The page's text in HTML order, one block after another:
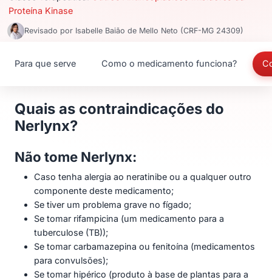
Proteína Kinase
Revisado por Isabelle Baião de Mello Neto (CRF-MG 24309)
Para que serve Como o medicamento funciona?
Quais as contraindicações do
Nerlynx?
Não tome Nerlynx:
Caso tenha alergia ao neratinibe ou a qualquer outro
componente deste medicamento;
Se tiver um problema grave no fígado;
Se tomar rifampicina (um medicamento para a
tuberculose (TB));
Se tomar carbamazepina ou fenitoína (medicamentos
para convulsões);
Se tomar hipérico (produto à base de plantas para a